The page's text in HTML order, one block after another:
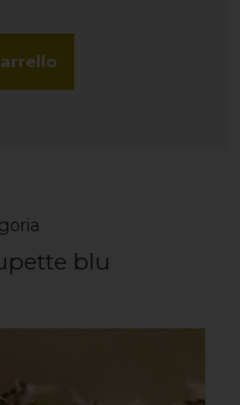
blu